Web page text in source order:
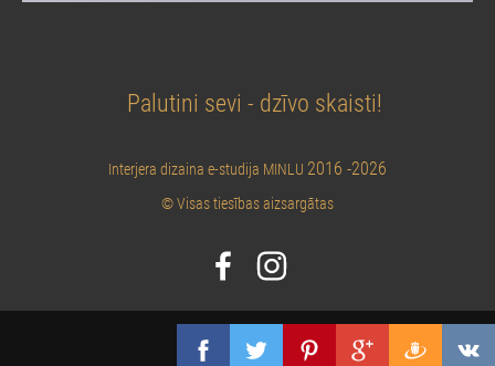
Palutini sevi - dzīvo skaisti!
Interjera dizaina e-studija MINLU 2016 -2026
© Visas tiesības aizsargātas